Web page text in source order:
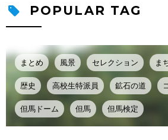
POPULAR TAG
まとめ 風景 セレクション ま
歴史 高校生特派員 鉱石の道
但馬ドーム 但馬 但馬検定